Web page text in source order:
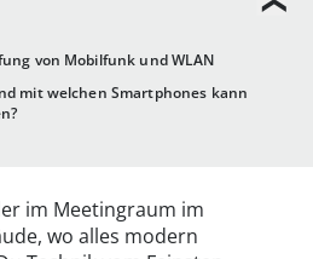
von Mobilfunk und WLAN
mit welchen Smartphones kann
im Meetingraum im
wo alles modern